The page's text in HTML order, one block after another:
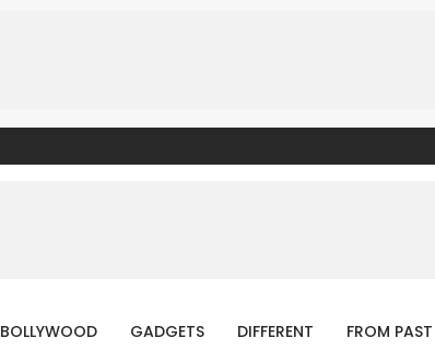
BOLLYWOOD GADGETS DIFFERENT FROM PAST